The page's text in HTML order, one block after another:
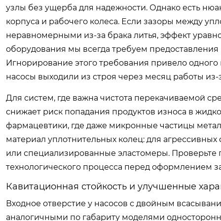
узлы без ущерба для надежности. Однако есть
корпуса и рабочего колеса. Если зазоры между
неравномерными из-за брака литья, эффект
оборудования мы всегда требуем
Игнорирование этого требования привело
насосы выходили из строя через месяц работы из-
Для систем, где важна чистота перекачиваемой
снижает риск попадания продуктов износа в
фармацевтики, где даже микронные частицы
материал уплотнительных колец: для
или специализированные эластомеры. Проверьте
технологического процесса перед оформлением
Кавитационная стойкость и улучшенные
Входное отверстие у насосов с двойным
аналогичными по габариту моделями